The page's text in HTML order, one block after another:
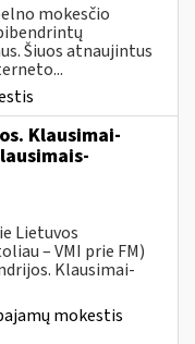
mokesčio
Šiuos atnaujintus
Klausimai-
Lietuvos
– VMI prie FM)
Klausimai-
mokestis